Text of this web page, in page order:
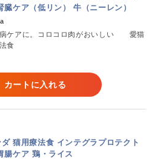
臓ケア（低リン） 牛（ニーレン）
ケアに。コロコロ肉がおいしい 愛猫
食
カートに入れる
猫用療法食 インテグラプロテクト
腸ケア 鶏・ライス